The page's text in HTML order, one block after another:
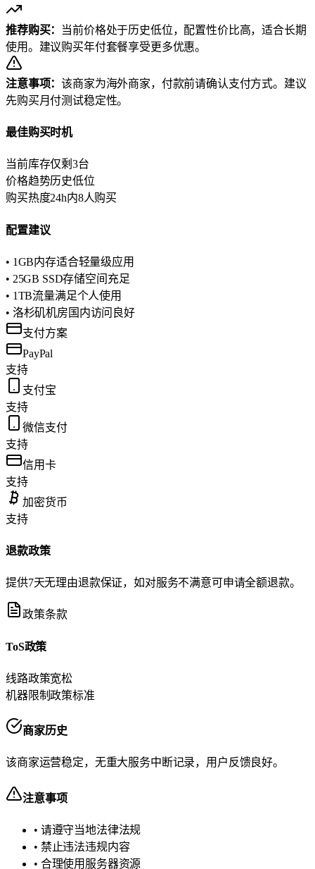
推荐购买：
当前价格处于历史低位，配置性价比高，适合长期
使用。建议购买年付套餐享受更多优惠。
注意事项：该商家为海外商家，付款前请确认支付方式。建议
先购买月付测试稳定性。
最佳购买时机
当前库存仅剩3台
价格趋势历史低位
购买热度24h内8人购买
配置建议
• 1GB内存适合轻量级应用
• 25GB SSD存储空间充足
• 1TB流量满足个人使用
• 洛杉矶机房国内访问良好
支付方案
PayPal
支持
支付宝
支持
微信支付
支持
信用卡
支持
加密货币
支持
退款政策
提供7天无理由退款保证，如对服务不满意可申请全额退款。
政策条款
ToS政策
线路政策宽松
机器限制政策标准
商家历史
该商家运营稳定，无重大服务中断记录，用户反馈良好。
注意事项
• 请遵守当地法律法规
• 禁止违法违规内容
• 合理使用服务器资源